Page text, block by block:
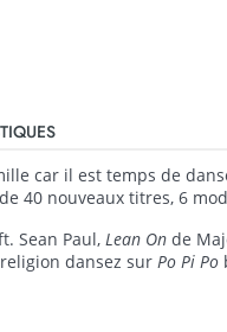
car il est temps de
40 nouveaux titres, 6
Sean Paul, Lean On de
dansez sur Po Pi Po